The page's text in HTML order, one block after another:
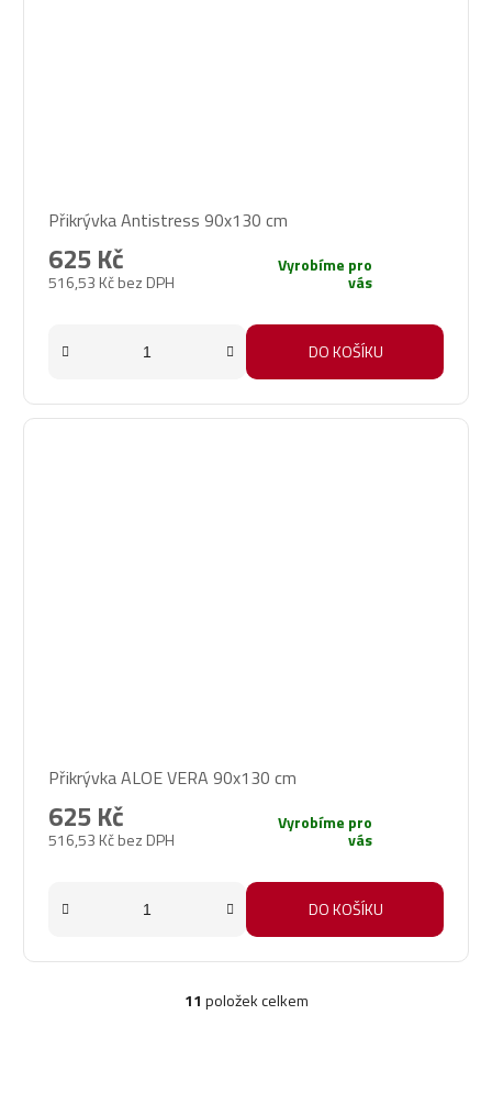
Přikrývka Antistress 90x130 cm
516,53 Kč bez DPH
625 Kč Vyrobíme pro
vás
DO KOŠÍKU
Přikrývka ALOE VERA 90x130 cm
516,53 Kč bez DPH
625 Kč Vyrobíme pro
vás
DO KOŠÍKU
O
11 položek celkem